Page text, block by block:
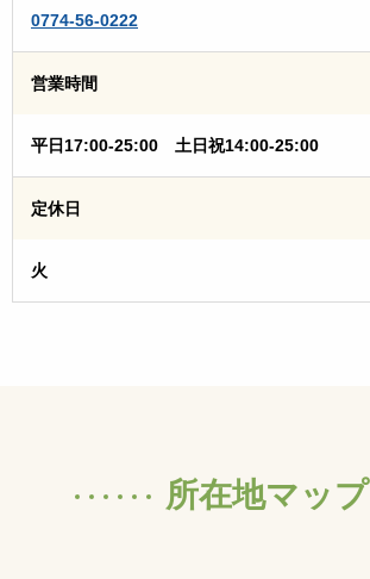
0774-56-0222
営業時間
平日17:00-25:00 土日祝14:00-25:00
定休日
火
所在地マップ